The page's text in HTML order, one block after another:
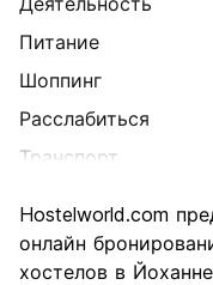
Питание
Шоппинг
Расслабиться
Транспорт
Культура
Hostelworld.com
онлайн
хостелов в